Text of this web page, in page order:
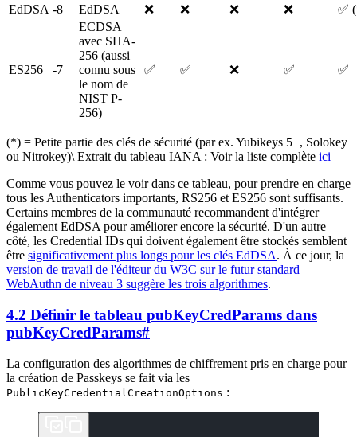
EdDSA -8 EdDSA ❌ ❌ ❌ ❌ ✅
ES256 -7
ECDSA
avec SHA-
256 (aussi
connu sous
le nom de
NIST P-
256)
✅ ✅ ❌ ✅ ✅
(*) = Petite partie des clés de sécurité (par ex. Yubikeys 5+, Solokey
ou Nitrokey)\ Extrait du tableau IANA : Voir la liste complète ici
Comme vous pouvez le voir dans ce tableau, pour prendre en charge
tous les Authenticators importants, RS256 et ES256 sont suffisants.
Certains membres de la communauté recommandent d'intégrer
également EdDSA pour améliorer encore la sécurité. D'un autre
côté, les Credential IDs qui doivent également être stockés semblent
être significativement plus longs pour les clés EdDSA. À ce jour, la
version de travail de l'éditeur du W3C sur le futur standard
WebAuthn de niveau 3 suggère les trois algorithmes.
4.2 Définir le tableau pubKeyCredParams dans
pubKeyCredParams#
La configuration des algorithmes de chiffrement pris en charge pour
la création de Passkeys se fait via les
PublicKeyCredentialCreationOptions :